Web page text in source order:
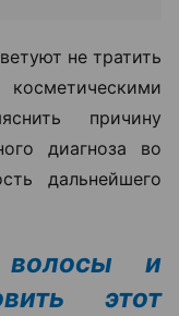
не тратить
причину
диагноза во
дальнейшего
волосы и
этот